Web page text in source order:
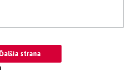
strana